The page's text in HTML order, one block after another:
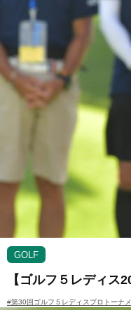
GOLF
【ゴルフ５レディス
#第30回ゴルフ５レディスプロトーナ